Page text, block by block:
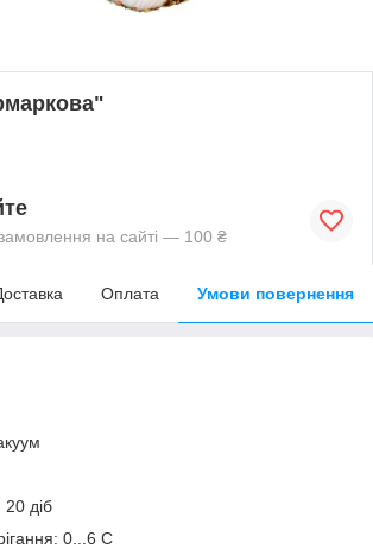
на сайті — 100 ₴
Оплата Умови повернення
20 діб
0...6 С